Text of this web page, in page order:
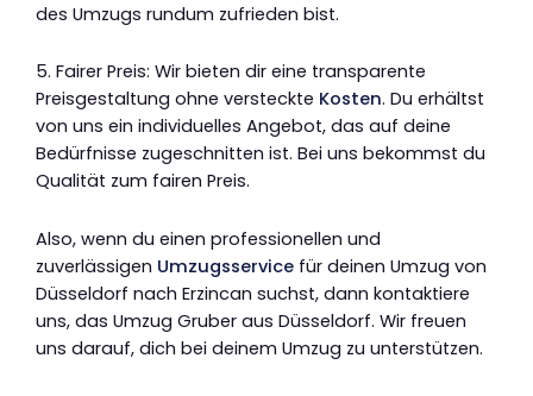
des Umzugs rundum zufrieden bist.
5. Fairer Preis: Wir bieten dir eine transparente
Preisgestaltung ohne versteckte Kosten. Du erhältst
von uns ein individuelles Angebot, das auf deine
Bedürfnisse zugeschnitten ist. Bei uns bekommst du
Qualität zum fairen Preis.
Also, wenn du einen professionellen und
zuverlässigen Umzugsservice für deinen Umzug von
Düsseldorf nach Erzincan suchst, dann kontaktiere
uns, das Umzug Gruber aus Düsseldorf. Wir freuen
uns darauf, dich bei deinem Umzug zu unterstützen.